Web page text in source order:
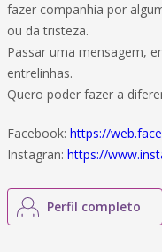
fazer companhia por
ou da tristeza.
Passar uma mensagem,
entrelinhas.
Quero poder fazer a
Facebook: https://
Instagran: https://
Perfil completo